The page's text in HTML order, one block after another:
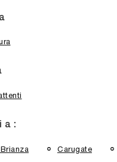
a :
Carugate